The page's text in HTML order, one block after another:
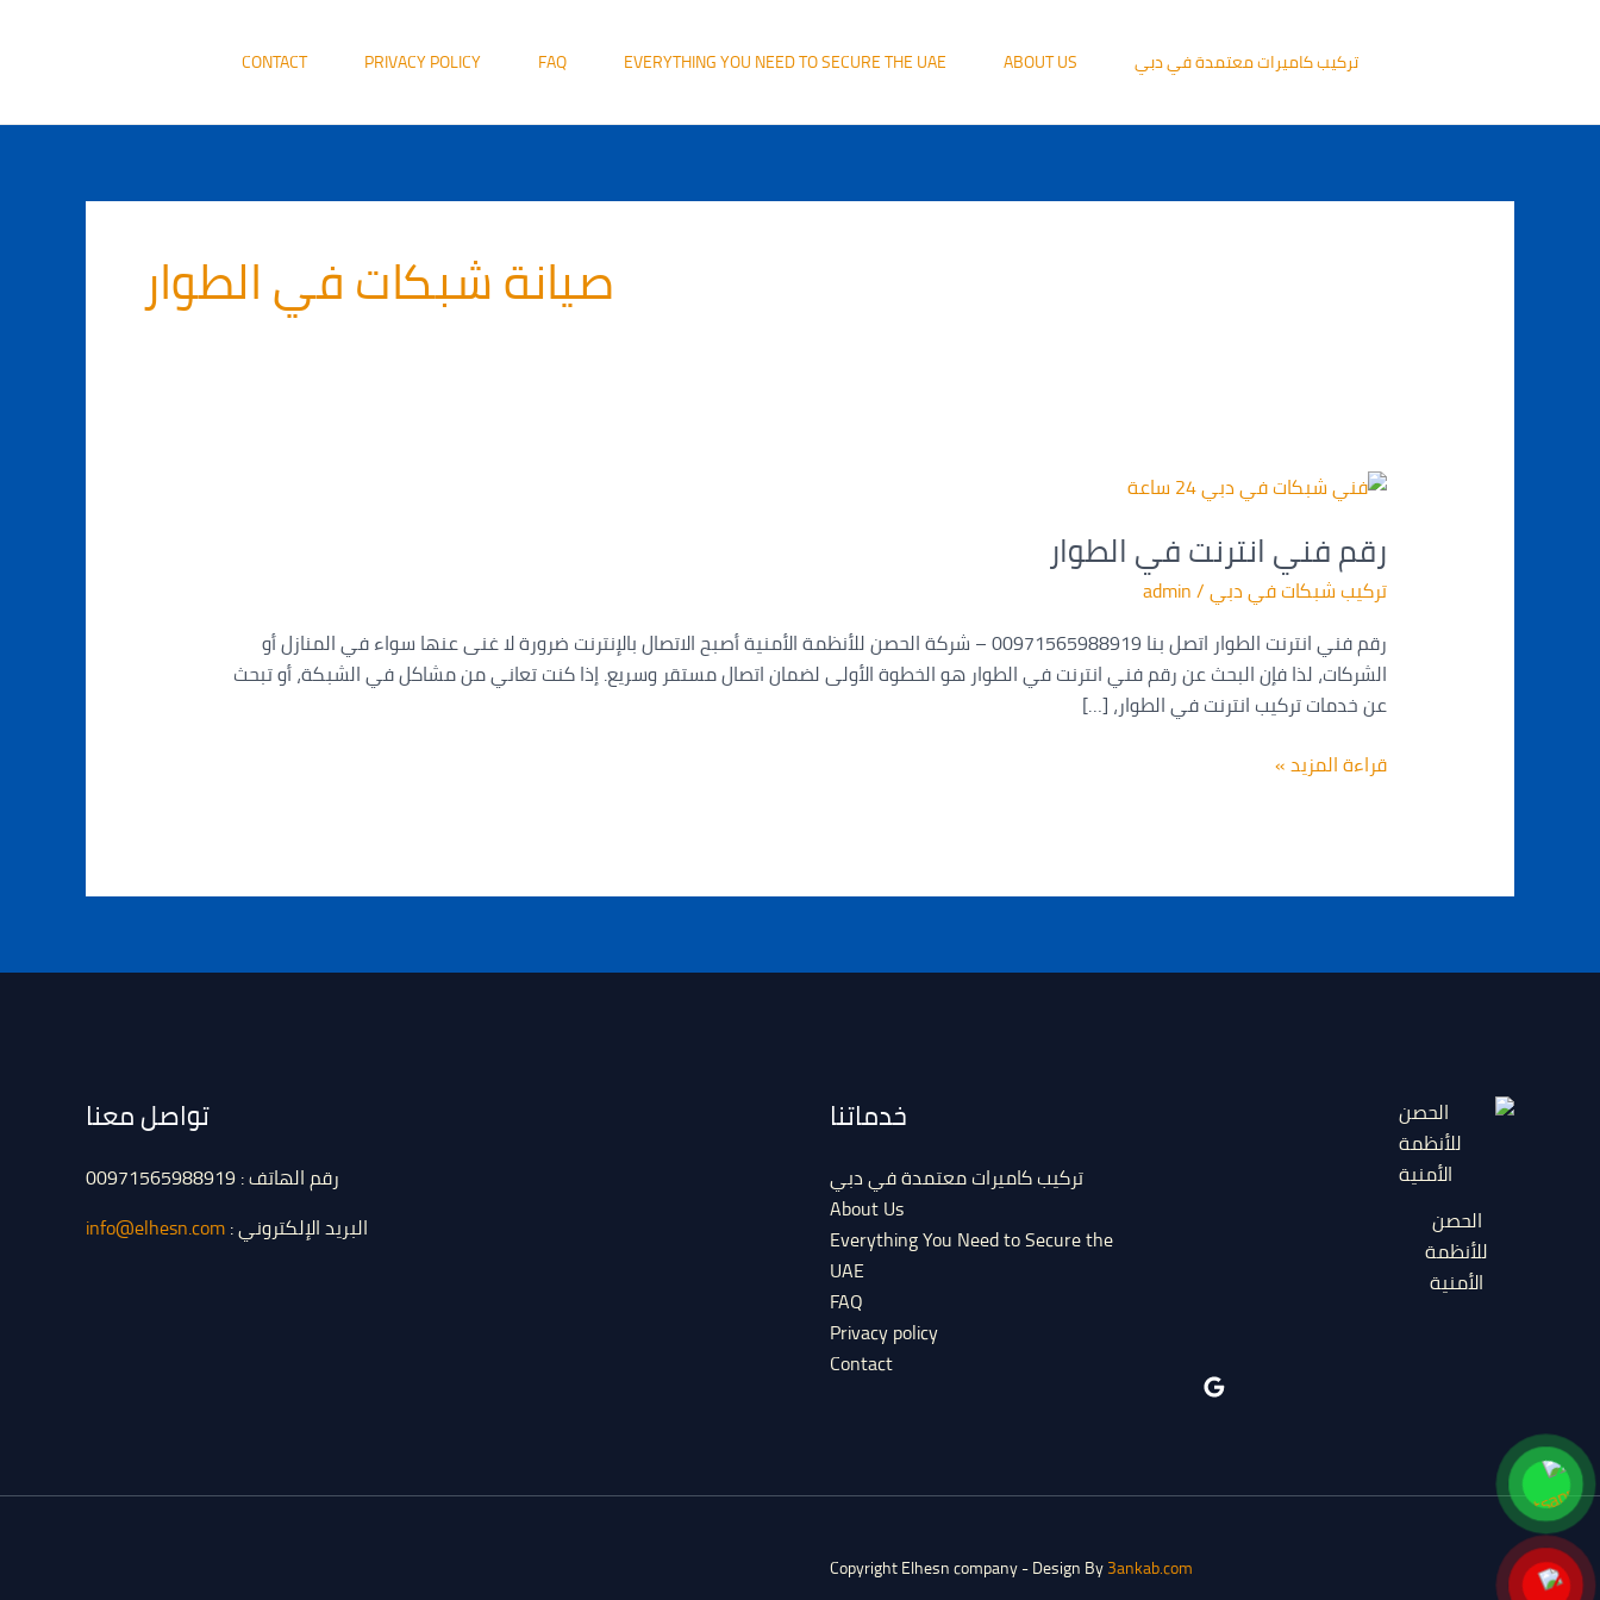
تركيب كاميرات معتمدة في دبي ABOUT US
EVERYTHING YOU NEED TO SECURE THE UAE
FAQ
PRIVACY POLICY
CONTACT
صيانة شبكات في الطوار
رقم فني انترنت في الطوار
تركيب شبكات في دبي/
admin
رقم فني انترنت الطوار اتصل بنا 00971565988919 – شركة الحصن للأنظمة الأمنية أصبح الاتصال بالإنترنت ضرورة لا غنى عنها سواء في المنازل أو
الشركات، لذا فإن البحث عن رقم فني انترنت في الطوار هو الخطوة الأولى لضمان اتصال مستقر وسريع. إذا كنت تعاني من مشاكل في الشبكة، أو تبحث
عن خدمات تركيب انترنت في الطوار، […]
رقم
انترنت
في
الطوار
قراءة المزيد »
الحصن
للأنظمة
الأمنية
خدماتنا
تركيب كاميرات معتمدة في دبي
About Us
Everything You Need to Secure the
UAE
FAQ
Privacy policy
Contact
تواصل معنا
رقم الهاتف : 00971565988919
البريد الإلكتروني :info@elhesn.com
Copyright Elhesn company - Design By3ankab.com